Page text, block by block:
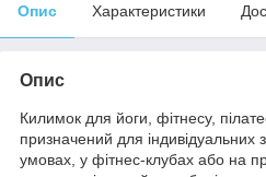
Опис Характеристики
Опис
Килимок для йоги, фітнесу,
призначений для
умовах, у фітнес-клубах або на